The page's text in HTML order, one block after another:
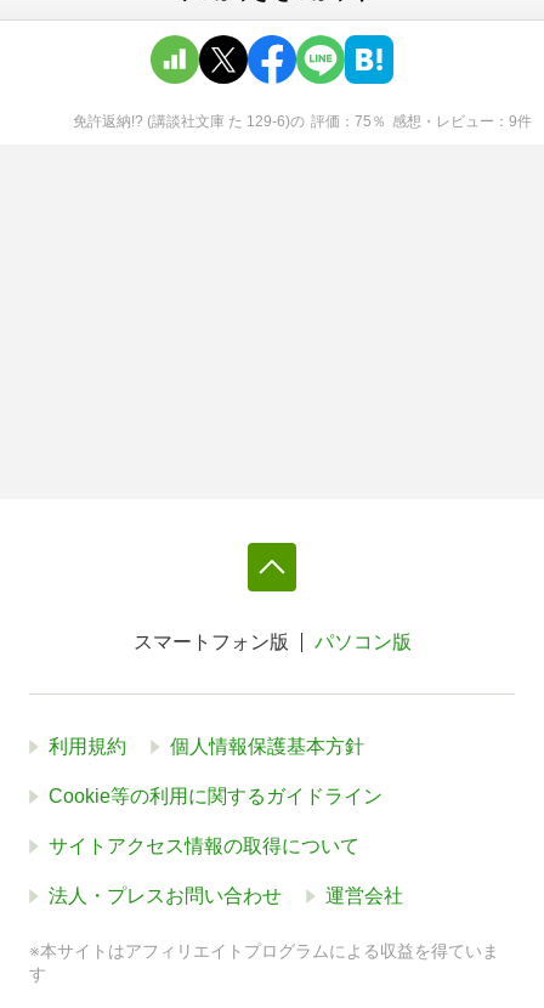
免許返納!? (講談社文庫 た 129-6)の 評価 75 ％ 感想・レビュー 9件
スマートフォン版 パソコン版
利用規約 個人情報保護基本方針
Cookie等の利用に関するガイドライン
サイトアクセス情報の取得について
法人・プレスお問い合わせ 運営会社
※本サイトはアフィリエイトプログラムによる収益を得ていま
す